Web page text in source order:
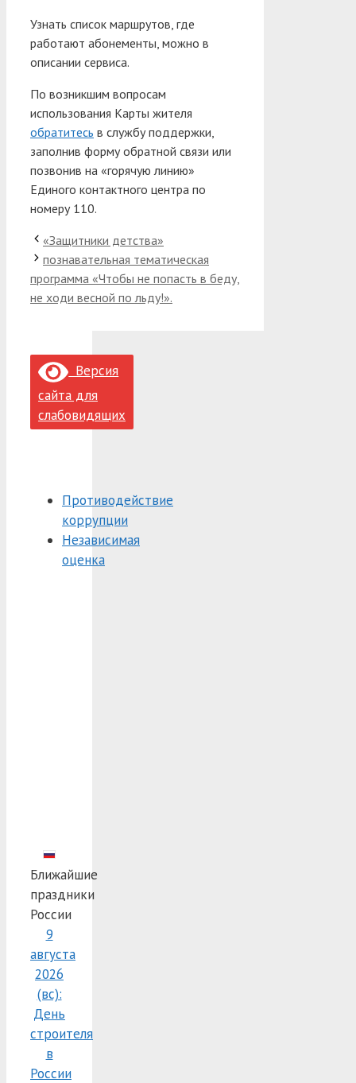
Узнать список маршрутов, где
работают абонементы, можно в
описании сервиса.
По возникшим вопросам
использования Карты жителя
обратитесь в службу поддержки,
заполнив форму обратной связи или
позвонив на «горячую линию»
Единого контактного центра по
номеру 110.
«Защитники детства»
познавательная тематическая
программа «Чтобы не попасть в беду,
не ходи весной по льду!».
Версия
сайта для
слабовидящих
Противодействие
коррупции
Независимая
оценка
Ближайшие
праздники
России
9
августа
2026
(вс):
День
строителя
в
России